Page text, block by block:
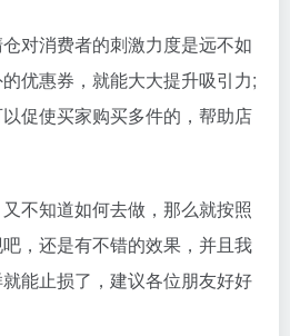
对消费者的刺激力度是远不如
优惠券，就能大大提升吸引力;
促使买家购买多件的，帮助店
不知道如何去做，那么就按照
，还是有不错的效果，并且我
能止损了，建议各位朋友好好